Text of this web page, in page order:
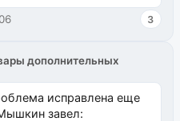
3
дополнительных
исправлена еще
завел: